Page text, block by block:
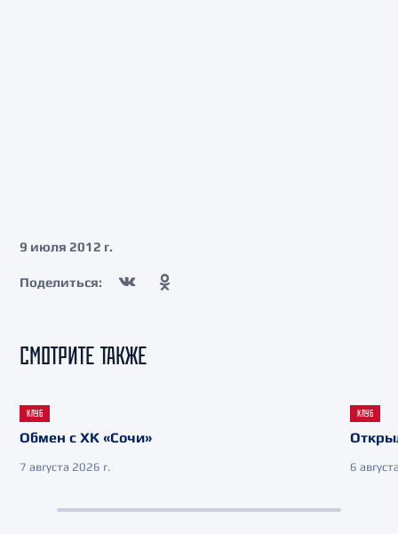
9 июля 2012 г.
Поделиться:
СМОТРИТЕ ТАКЖЕ
КЛУБ
Обмен с ХК «Сочи»
7 августа 2026 г.
КЛУБ
6